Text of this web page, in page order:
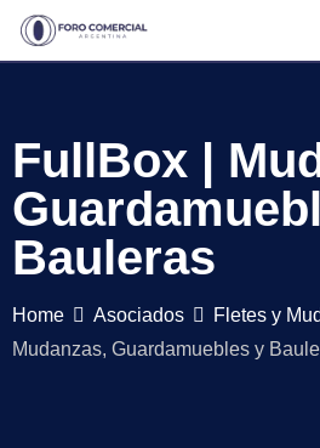
Skip
FullBox |
Bauleras
Home Asociados Fletes y
Mudanzas, Guardamuebles y